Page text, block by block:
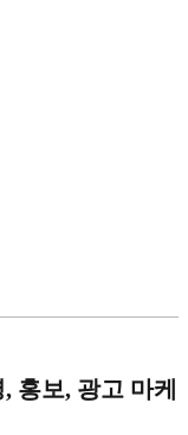
홍보, 광고 마케